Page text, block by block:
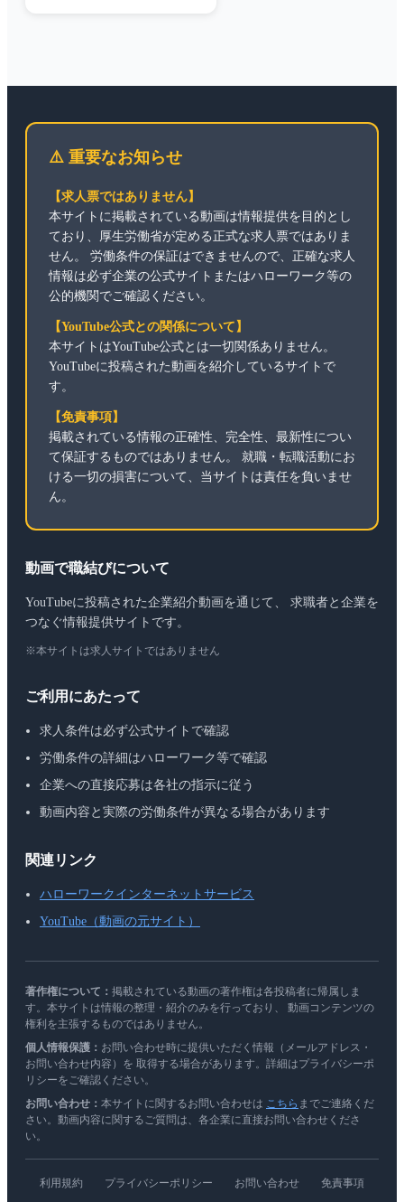
⚠️ 重要なお知らせ
【求人票ではありません】
本サイトに掲載されている動画は情報提供を目的とし
ており、厚生労働省が定める正式な求人票ではありま
せん。 労働条件の保証はできませんので、正確な求人
情報は必ず企業の公式サイトまたはハローワーク等の
公的機関でご確認ください。
【YouTube公式との関係について】
本サイトはYouTube公式とは一切関係ありません。
YouTubeに投稿された動画を紹介しているサイトで
す。
【免責事項】
掲載されている情報の正確性、完全性、最新性につい
て保証するものではありません。 就職・転職活動にお
ける一切の損害について、当サイトは責任を負いませ
ん。
動画で職結びについて
YouTubeに投稿された企業紹介動画を通じて、 求職者と企業を
つなぐ情報提供サイトです。
※本サイトは求人サイトではありません
ご利用にあたって
求人条件は必ず公式サイトで確認
労働条件の詳細はハローワーク等で確認
企業への直接応募は各社の指示に従う
動画内容と実際の労働条件が異なる場合があります
関連リンク
ハローワークインターネットサービス
YouTube（動画の元サイト）
著作権について： 掲載されている動画の著作権は各投稿者に帰属しま
す。本サイトは情報の整理・紹介のみを行っており、 動画コンテンツの
権利を主張するものではありません。
個人情報保護： お問い合わせ時に提供いただく情報（メールアドレス・
お問い合わせ内容）を 取得する場合があります。詳細はプライバシーポ
リシーをご確認ください。
お問い合わせ： 本サイトに関するお問い合わせは こちら までご連絡くだ
さい。動画内容に関するご質問は、各企業に直接お問い合わせくださ
い。
利用規約 プライバシーポリシー お問い合わせ 免責事項